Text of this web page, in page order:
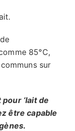
85°C,
sur
‘lait de
être capable